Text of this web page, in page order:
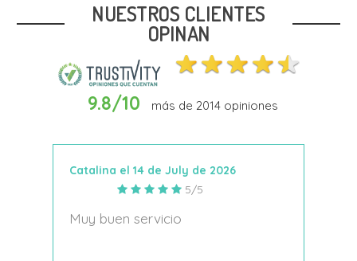
NUESTROS CLIENTES
OPINAN
9.8/10 más de 2014opiniones
Catalina el 14 de July de 2026
5/5
Muy buen servicio